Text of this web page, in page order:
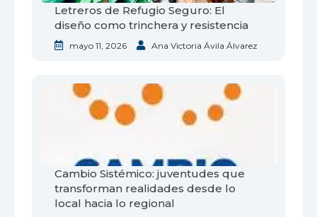
Letreros de Refugio Seguro: El
diseño como trinchera y resistencia
mayo 11, 2026 Ana Victoria Ávila Álvarez
Cambio Sistémico: juventudes que
transforman realidades desde lo
local hacia lo regional